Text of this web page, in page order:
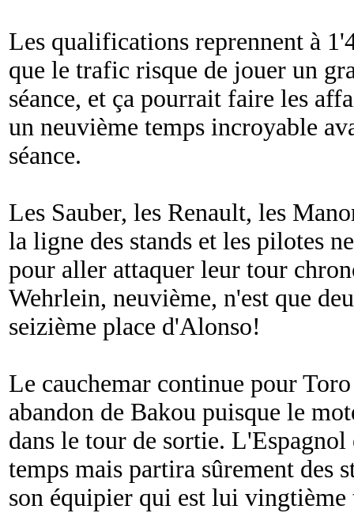
Les qualifications reprennent à
que le trafic risque de jouer un
séance, et ça pourrait faire les
un neuvième temps incroyable
séance.
Les Sauber, les Renault, les
la ligne des stands et les pilotes
pour aller attaquer leur tour
Wehrlein, neuvième, n'est que
seizième place d'Alonso!
Le cauchemar continue pour
abandon de Bakou puisque le
dans le tour de sortie.
temps mais partira sûrement des
son équipier qui est lui vingtième